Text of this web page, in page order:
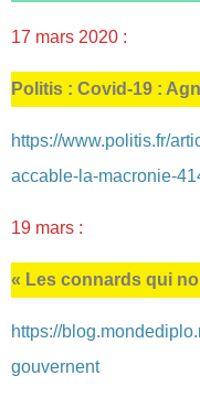
17 mars 2020 :
Politis : Covid-19 :
https://www.politis.fr/
accable-la-macronie-
19 mars :
« Les connards qui
https://
gouvernent